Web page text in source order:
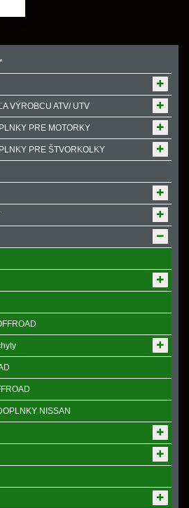
VÝROBCU ATV/ UTV
PRE MOTORKY
PRE ŠTVORKOLKY
NISSAN